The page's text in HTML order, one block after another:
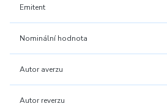
Emitent
Nominální hodnota
Autor averzu
Autor reverzu